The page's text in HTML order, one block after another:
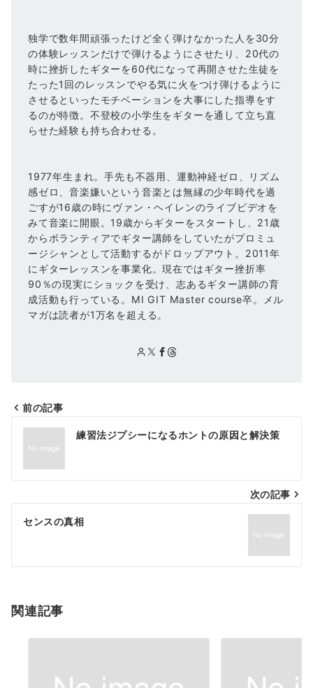
独学で数年間頑張ったけど全く弾けなかった人を30分
の体験レッスンだけで弾けるようにさせたり、20代の
時に挫折したギターを60代になって再開させた生徒を
たった1回のレッスンでやる気に火をつけ弾けるように
させるといったモチベーションを大事にした指導をす
るのが特徴。不登校の小学生をギターを通して立ち直
らせた経験も持ち合わせる。
1977年生まれ。手先も不器用、運動神経ゼロ、リズム
感ゼロ、音楽嫌いという音楽とは無縁の少年時代を過
ごすが16歳の時にヴァン・ヘイレンのライブビデオを
みて音楽に開眼。19歳からギターをスタートし、21歳
からボランティアでギター講師をしていたがプロミュ
ージシャンとして活動するがドロップアウト。2011年
にギターレッスンを事業化。現在ではギター挫折率
90％の現実にショックを受け、志あるギター講師の育
成活動も行っている。MI GIT Master course卒。メル
マガは読者が1万名を超える。
投
ナ
ビ
ゲ
シ
ン
前の記事
練習法ジプシーになるホントの原因と解決策
次の記事
センスの真相
関連記事